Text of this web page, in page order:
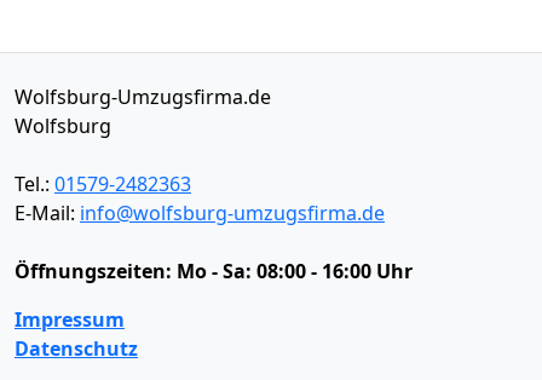
Wolfsburg-Umzugsfirma.de
Wolfsburg
Tel.: 01579-2482363
E-Mail: info@wolfsburg-umzugsfirma.de
Öffnungszeiten: Mo - Sa: 08:00 - 16:00 Uhr
Impressum
Datenschutz